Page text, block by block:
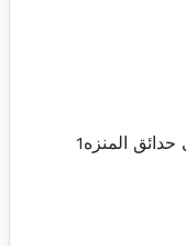
نهج السبتي بن العياشي حدائق المنزه1